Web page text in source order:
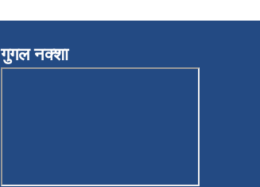
गुगल नक्शा